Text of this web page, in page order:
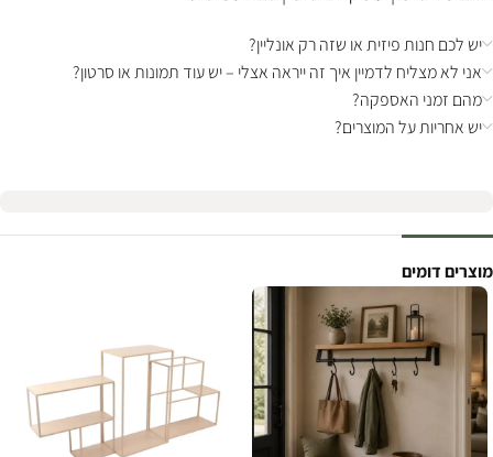
יש לכם חנות פיזית או שזה רק אונליין?
אני לא מצליח לדמיין איך זה ייראה אצלי – יש עוד תמונות או סרטון?
מהם זמני האספקה?
יש אחריות על המוצרים?
מוצרים דומים